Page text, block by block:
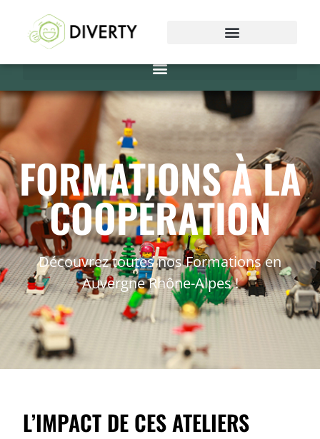
FORMATIONS À LA
COOPÉRATION
Découvrez toutes nos Formations en
Auvergne Rhône-Alpes !
L’IMPACT DE CES ATELIERS